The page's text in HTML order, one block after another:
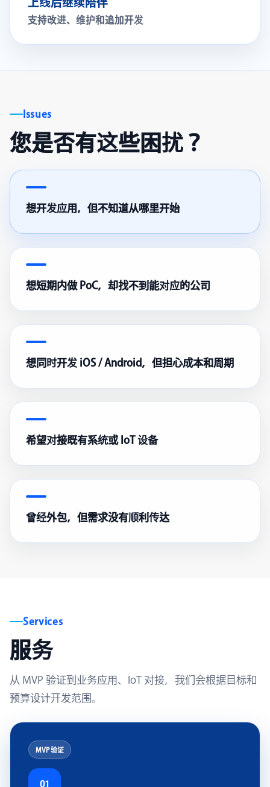
上线后继续陪伴
支持改进、维护和追加开发
Issues
您是否有这些困扰？
想开发应用，但不知道从哪里开始
想短期内做 PoC，却找不到能对应的公司
想同时开发 iOS / Android，但担心成本和周期
希望对接既有系统或 IoT 设备
曾经外包，但需求没有顺利传达
Services
服务
从 MVP 验证到业务应用、IoT 对接，我们会根据目标和
预算设计开发范围。
MVP 验证
01